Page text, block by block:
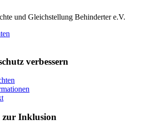
und Gleichstellung Behinderter e.V.
verbessern
zur Inklusion